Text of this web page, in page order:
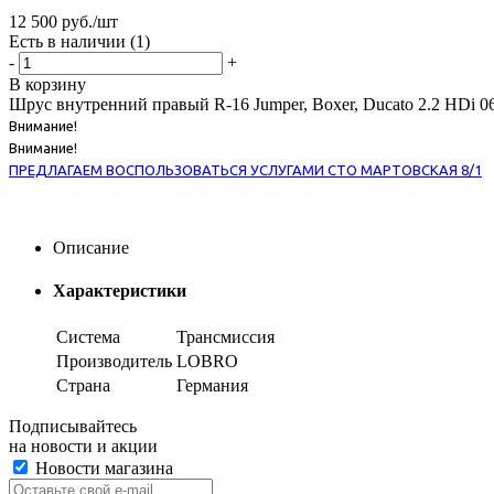
12 500 руб./шт
Есть в наличии (1)
-
+
В корзину
Шрус внутренний правый R-16 Jumper, Boxer, Ducato 2.2 HDi
Внимание!
Внимание!
ПРЕДЛАГАЕМ ВОСПОЛЬЗОВАТЬСЯ УСЛУГАМИ СТО МАРТОВСКАЯ 8/1
Описание
Характеристики
Система
Трансмиссия
Производитель LOBRO
Страна
Германия
Подписывайтесь
на новости и акции
Новости магазина